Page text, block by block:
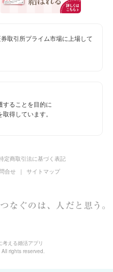
取引所プライム市場に上場して
することを目的に
得しています。
定商取引法に基づく表記
合せ サイトマップ
考える婚活アプリ
rights reserved.